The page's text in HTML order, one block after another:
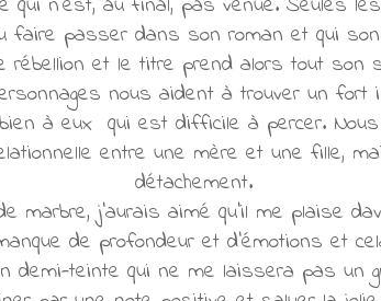
faire passer dans son roman et qui
rébellion et le titre prend alors tout son
nous aident à trouver un
à eux qui est difficile à percer.
entre une mère et une fille,
détachement.
marbre, j'aurais aimé qu'il me plaise
de profondeur et d'émotions et
demi-teinte qui ne me laissera pas un